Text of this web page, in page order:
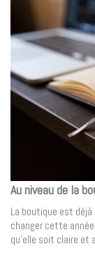
Au niveau de la
La boutique est
changer cette
qu’elle soit claire et